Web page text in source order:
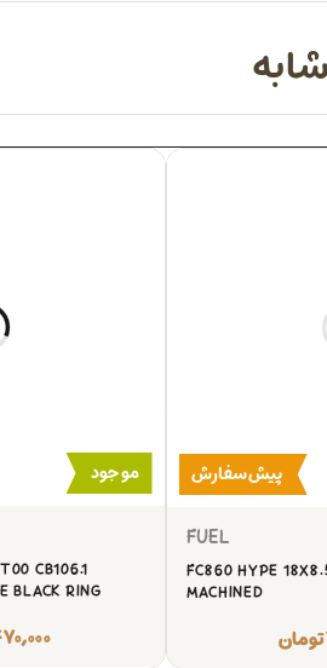
پیش‌سفارش
FUEL
FC860 HYPE
MACHINED
تومان
موجود
CB106.1
BLACK RING